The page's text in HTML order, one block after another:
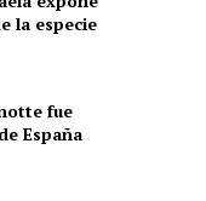
la especie
fue
España